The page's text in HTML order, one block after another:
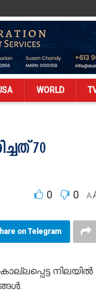
WORLD
70
0 0 A
on Telegram
നിലയില്‍